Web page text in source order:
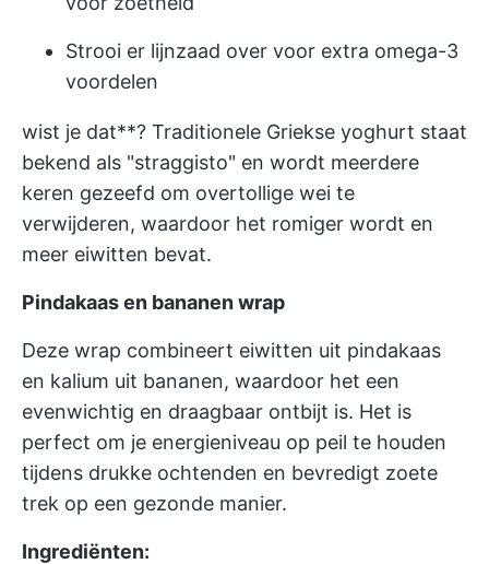
Strooi er lijnzaad over voor extra omega-3
voordelen
wist je dat**? Traditionele Griekse yoghurt staat
bekend als "straggisto" en wordt meerdere
keren gezeefd om overtollige wei te
verwijderen, waardoor het romiger wordt en
meer eiwitten bevat.
Pindakaas en bananen wrap
Deze wrap combineert eiwitten uit pindakaas
en kalium uit bananen, waardoor het een
evenwichtig en draagbaar ontbijt is. Het is
perfect om je energieniveau op peil te houden
tijdens drukke ochtenden en bevredigt zoete
trek op een gezonde manier.
Ingrediënten: